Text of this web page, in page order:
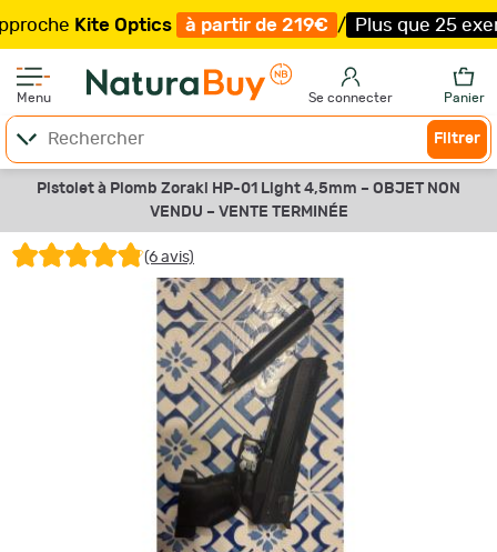
Kite Optics à partir de 219€ / Plus que 25
Menu Se connecter Panier
Filtrer
Pistolet à Plomb Zoraki HP-01 Light 4,5mm – OBJET NON
VENDU – VENTE TERMINÉE
(6 avis)